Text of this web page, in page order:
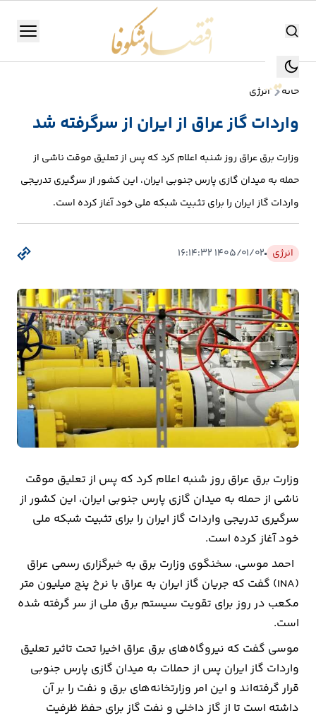
جستجو جستجو
منو
تولید
و
صنعت
بانک،
بورس
و
بیمه
اقتصاد
جهان
بازار
کشاورزی
راه
مسکن
اقتصاد
ایران
ارتباطات
خودرو
خانه انرژی
واردات گاز عراق از ایران از سرگرفته شد
وزارت برق عراق روز شنبه اعلام کرد که پس از تعلیق موقت ناشی از
حمله به میدان گازی پارس جنوبی ایران، این کشور از سرگیری تدریجی
واردات گاز ایران را برای تثبیت شبکه ملی خود آغاز کرده است.
انرژی ۱۴۰۵/۰۱/۰۲ ۱۶:۱۴:۳۲
وزارت برق عراق روز شنبه اعلام کرد که پس از تعلیق موقت
ناشی از حمله به میدان گازی پارس جنوبی ایران، این کشور از
سرگیری تدریجی واردات گاز ایران را برای تثبیت شبکه ملی
خود آغاز کرده است.
احمد موسی، سخنگوی وزارت برق به خبرگزاری رسمی عراق
(INA) گفت که جریان گاز ایران به عراق با نرخ پنج میلیون متر
مکعب در روز برای تقویت سیستم برق ملی از سر گرفته شده
است.
موسی گفت که نیروگاه‌های برق عراق اخیرا تحت تاثیر تعلیق
واردات گاز ایران پس از حملات به میدان گازی پارس جنوبی
قرار گرفته‌اند و این امر وزارتخانه‌های برق و نفت را بر آن
داشته است تا از گاز داخلی و نفت گاز برای حفظ ظرفیت